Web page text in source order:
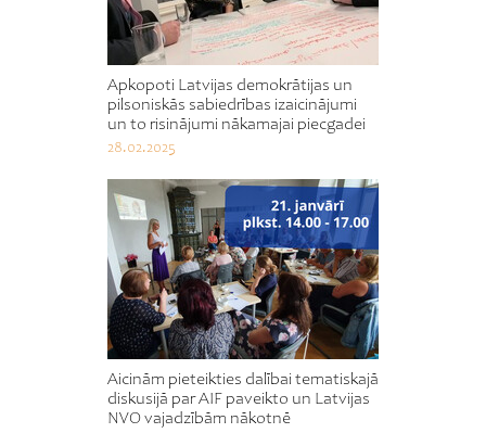
Apkopoti Latvijas demokrātijas un
pilsoniskās sabiedrības izaicinājumi
un to risinājumi nākamajai piecgadei
28.02.2025
Aicinām pieteikties dalībai tematiskajā
diskusijā par AIF paveikto un Latvijas
NVO vajadzībām nākotnē